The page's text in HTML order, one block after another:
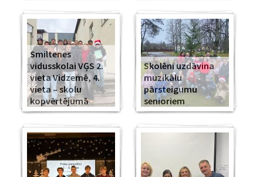
Smiltenes
vidusskolai VĢS 2.
vieta Vidzemē, 4.
vieta – skolu
kopvērtējumā
Skolēni uzdāvina
muzikālu
pārsteigumu
senioriem